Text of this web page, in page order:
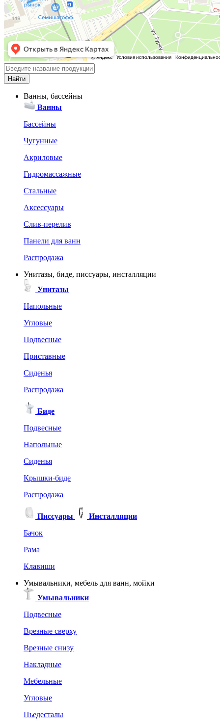
Ванны, бассейны
Ванны
Бассейны
Чугунные
Акриловые
Гидромассажные
Стальные
Аксессуары
Слив-перелив
Панели для ванн
Распродажа
Унитазы, биде, писсуары, инсталляции
Унитазы
Напольные
Угловые
Подвесные
Приставные
Сиденья
Распродажа
Биде
Подвесные
Напольные
Сиденья
Крышки-биде
Распродажа
Писсуары
Инсталляции
Бачок
Рама
Клавиши
Умывальники, мебель для ванн, мойки
Умывальники
Подвесные
Врезные сверху
Врезные снизу
Накладные
Мебельные
Угловые
Пьедесталы